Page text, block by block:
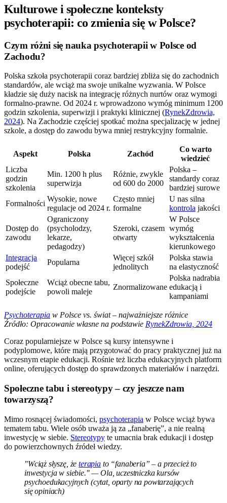
Kulturowe i społeczne konteksty
psychoterapii: co zmienia się w Polsce?
Czym różni się nauka psychoterapii w Polsce od
Zachodu?
Polska szkoła psychoterapii coraz bardziej zbliża się do zachodnich
standardów, ale wciąż ma swoje unikalne wyzwania. W Polsce
kładzie się duży nacisk na integrację różnych nurtów oraz wymogi
formalno-prawne. Od 2024 r. wprowadzono wymóg minimum 1200
godzin szkolenia, superwizji i praktyki klinicznej (RynekZdrowia,
2024). Na Zachodzie częściej spotkać można specjalizację w jednej
szkole, a dostęp do zawodu bywa mniej restrykcyjny formalnie.
Aspekt Polska Zachód
Co warto
wiedzieć
Liczba
godzin
szkolenia
Min. 1200 h plus
superwizja
Różnie, zwykle
od 600 do 2000
Polska –
standardy coraz
bardziej surowe
Formalności
Wysokie, nowe
regulacje od 2024 r.
Często mniej
formalne
U nas silna
kontrola jakości
Dostęp do
zawodu
Ograniczony
(psycholodzy,
lekarze,
pedagodzy)
Szeroki, czasem
otwarty
W Polsce
wymóg
wykształcenia
kierunkowego
Integracja
podejść
Popularna
Więcej szkół
jednolitych
Polska stawia
na elastyczność
Społeczne
podejście
Wciąż obecne tabu,
powoli maleje
Znormalizowane
Polska nadrabia
edukacją i
kampaniami
Psychoterapia w Polsce vs. świat – najważniejsze różnice
Źródło: Opracowanie własne na podstawie RynekZdrowia, 2024
Coraz popularniejsze w Polsce są kursy intensywne i
podyplomowe, które mają przygotować do pracy praktycznej już na
wczesnym etapie edukacji. Rośnie też liczba edukacyjnych platform
online, oferujących dostęp do sprawdzonych materiałów i narzędzi.
Społeczne tabu i stereotypy – czy jeszcze nam
towarzyszą?
Mimo rosnącej świadomości, psychoterapia w Polsce wciąż bywa
tematem tabu. Wiele osób uważa ją za „fanaberię”, a nie realną
inwestycję w siebie. Stereotypy te umacnia brak edukacji i dostęp
do powierzchownych źródeł wiedzy.
"Wciąż słyszę, żeterapia to “fanaberia” – a przecież to
inwestycja w siebie." — Ola, uczestniczka kursów
psychoedukacyjnych (cytat, oparty na powtarzających
się opiniach)